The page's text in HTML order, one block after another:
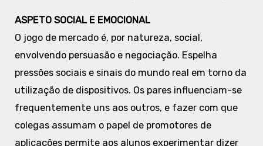
ASPETO SOCIAL E EMOCIONAL
O jogo de mercado é, por natureza, social,
envolvendo persuasão e negociação. Espelha
pressões sociais e sinais do mundo real em torno da
utilização de dispositivos. Os pares influenciam-se
frequentemente uns aos outros, e fazer com que
colegas assumam o papel de promotores de
aplicações permite aos alunos experimentar dizer